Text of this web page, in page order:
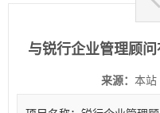
与锐行企业管理顾
来源： 本站